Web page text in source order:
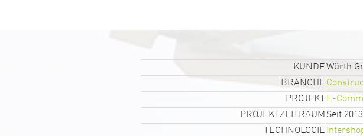
KUNDEWürth
BRANCHE
PROJEKT E-
PROJEKTZEITRAUM Seit 2013
TECHNOLOGIE